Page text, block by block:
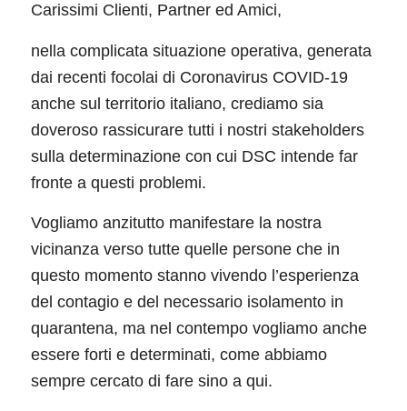
Carissimi Clienti, Partner ed Amici,
nella complicata situazione operativa, generata
dai recenti focolai di Coronavirus COVID-19
anche sul territorio italiano, crediamo sia
doveroso rassicurare tutti i nostri stakeholders
sulla determinazione con cui DSC intende far
fronte a questi problemi.
Vogliamo anzitutto manifestare la nostra
vicinanza verso tutte quelle persone che in
questo momento stanno vivendo l’esperienza
del contagio e del necessario isolamento in
quarantena, ma nel contempo vogliamo anche
essere forti e determinati, come abbiamo
sempre cercato di fare sino a qui.